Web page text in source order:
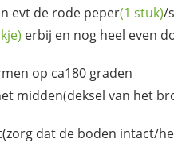
evt de rode peper(1 stuk)/
erbij en nog heel even
op ca180 graden
midden(deksel van het
dat de boden intact/